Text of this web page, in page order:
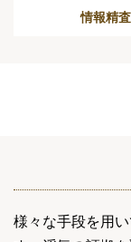
情報精査
様々な手段を用